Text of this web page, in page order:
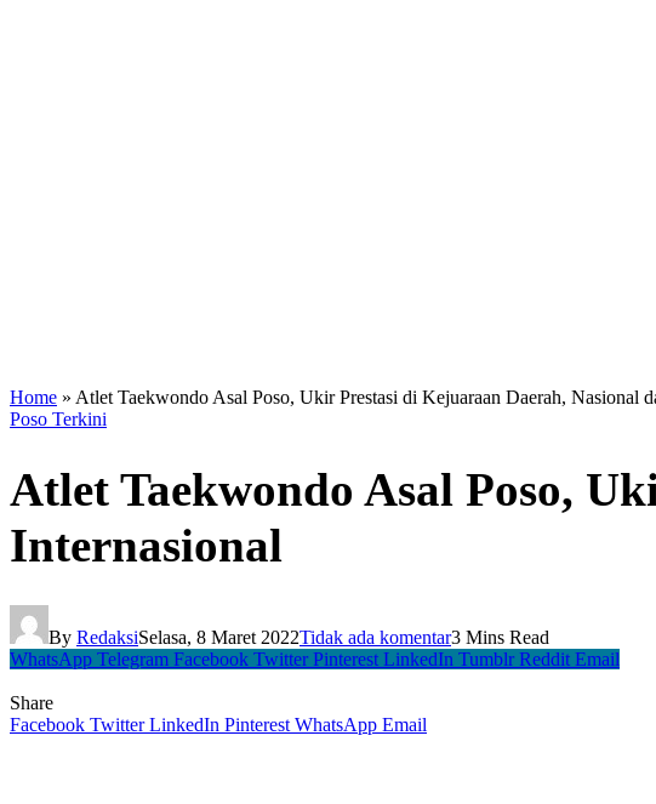
Home » Atlet Taekwondo Asal Poso, Ukir Prestasi di Kejuaraan Daerah, Nasional
Poso Terkini
Atlet Taekwondo Asal Poso,
Internasional
By RedaksiSelasa, 8 Maret 2022Tidak ada komentar3 Mins Read
WhatsApp Telegram Facebook Twitter Pinterest LinkedIn Tumblr Reddit Email
Share
Facebook Twitter LinkedIn Pinterest WhatsApp Email